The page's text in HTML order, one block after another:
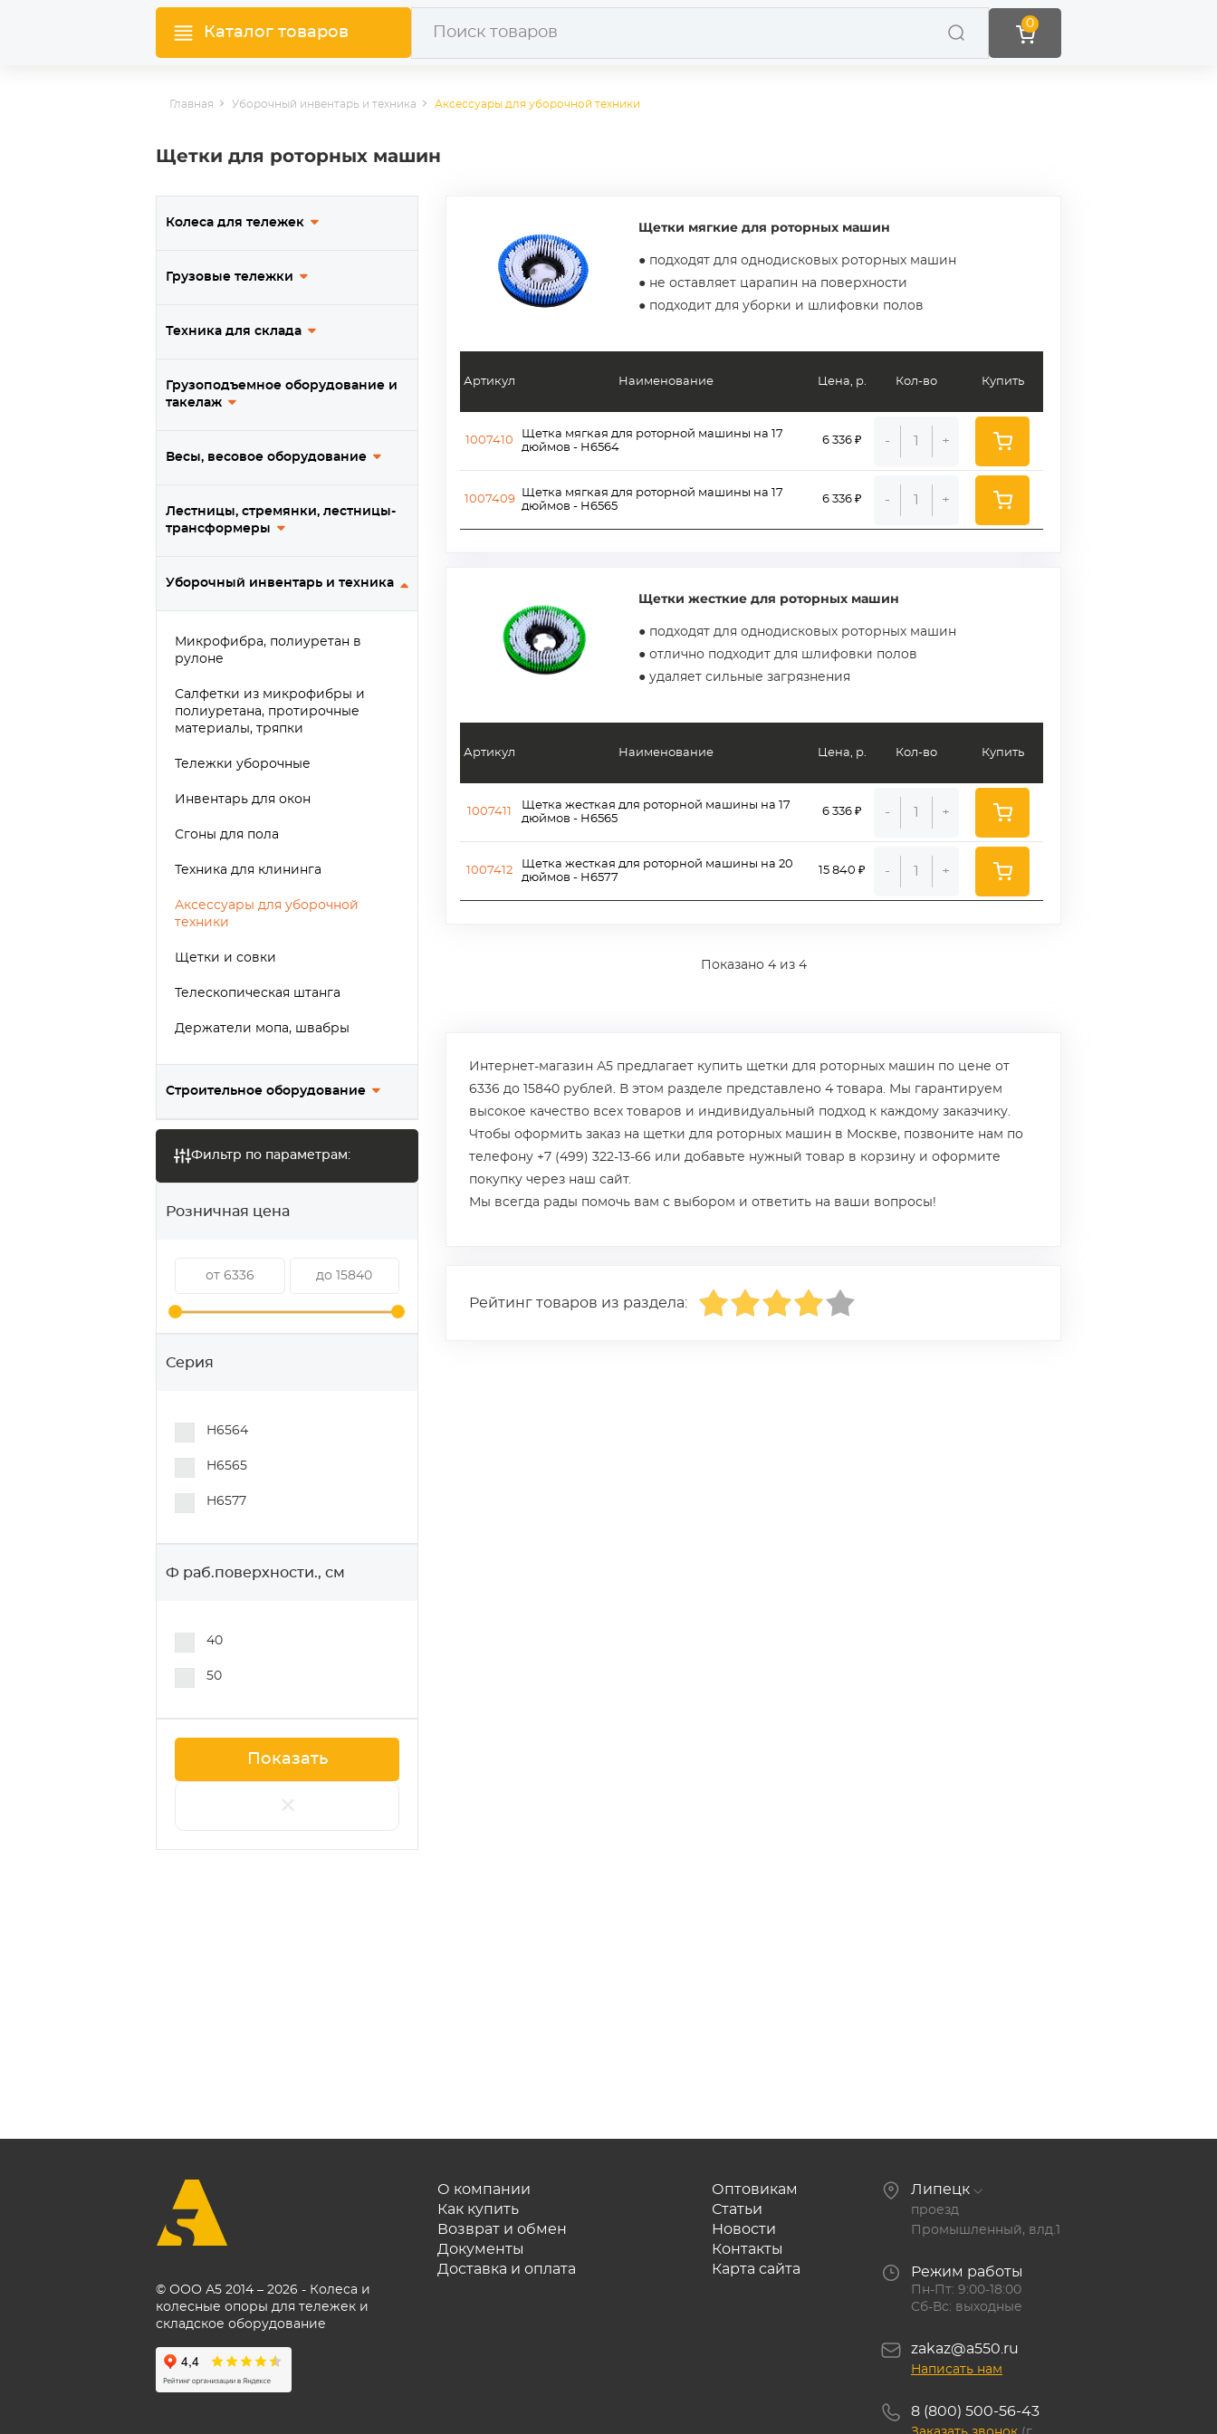
Каталог товаров
0
Главная Уборочный инвентарь и техника Аксессуары для уборочной техники
Щетки для роторных машин
Колеса для тележек
Грузовые тележки
Техника для склада
Грузоподъемное оборудование и
такелаж
Весы, весовое оборудование
Лестницы, стремянки, лестницы-
трансформеры
Уборочный инвентарь и техника
Микрофибра, полиуретан в
рулоне
Салфетки из микрофибры и
полиуретана, протирочные
материалы, тряпки
Тележки уборочные
Инвентарь для окон
Сгоны для пола
Техника для клининга
Аксессуары для уборочной
техники
Щетки и совки
Телескопическая штанга
Держатели мопа, швабры
Предупреждающие таблички
Тест
Строительное оборудование
Фильтр по параметрам:
Розничная цена
Серия
H6564
H6565
H6577
Ф раб.поверхности., см
40
50
Щетки мягкие для роторных машин
● подходят для однодисковых роторных машин
● не оставляет царапин на поверхности
● подходит для уборки и шлифовки полов
Артикул
1007410
1007409
Наименование
Щетка мягкая для роторной машины на 17
дюймов - H6564
Щетка мягкая для роторной машины на 17
дюймов - H6565
Цена, р.
6 336 ₽
6 336 ₽
Кол-во
- +
- +
Купить
Щетки жесткие для роторных машин
● подходят для однодисковых роторных машин
● отлично подходит для шлифовки полов
● удаляет сильные загрязнения
Артикул
1007411
1007412
Наименование
Щетка жесткая для роторной машины на 17
дюймов - H6565
Щетка жесткая для роторной машины на 20
дюймов - H6577
Цена, р.
6 336 ₽
15 840 ₽
Кол-во
- +
- +
Купить
Показано 4из 4
Интернет-магазин А5 предлагает купить щетки для роторных машин по цене от
6336 до 15840 рублей. В этом разделе представлено 4 товара. Мы гарантируем
высокое качество всех товаров и индивидуальный подход к каждому заказчику.
Чтобы оформить заказ на щетки для роторных машин в Москве, позвоните нам по
телефону +7 (499) 322-13-66 или добавьте нужный товар в корзину и оформите
покупку через наш сайт.
Мы всегда рады помочь вам с выбором и ответить на ваши вопросы!
Рейтинг товаров из раздела:
© ООО А5 2014 – 2026 - Колеса и
колесные опоры для тележек и
складское оборудование
О компании
Как купить
Возврат и обмен
Документы
Доставка и оплата
Оптовикам
Статьи
Новости
Контакты
Карта сайта
Липецк
проезд
Промышленный, влд.1
Режим работы
Пн-Пт: 9:00-18:00
Сб-Вс: выходные
zakaz@a550.ru
Написать нам
8 (800) 500-56-43